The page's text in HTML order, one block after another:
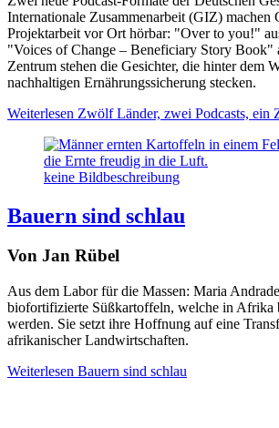
Internationale Zusammenarbeit (GIZ) machen
Projektarbeit vor Ort hörbar: "Over to you!"
"Voices of Change – Beneficiary Story Book"
Zentrum stehen die Gesichter, die hinter dem
nachhaltigen Ernährungssicherung stecken.
Weiterlesen Zwölf Länder, zwei Podcasts, ein
keine Bildbeschreibung
Bauern sind schlau
Von Jan Rübel
Aus dem Labor für die Massen: Maria
biofortifizierte Süßkartoffeln, welche in Afrika
werden. Sie setzt ihre Hoffnung auf eine
afrikanischer Landwirtschaften.
Weiterlesen Bauern sind schlau